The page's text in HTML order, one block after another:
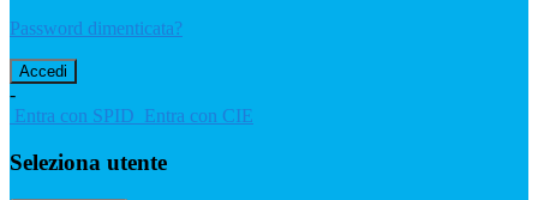
Password dimenticata?
-
Entra con SPID Entra con CIE
Seleziona utente